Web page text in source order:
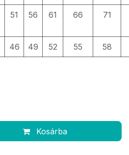
51 56 61 66 71
46 49 52 55 58
Kosárba